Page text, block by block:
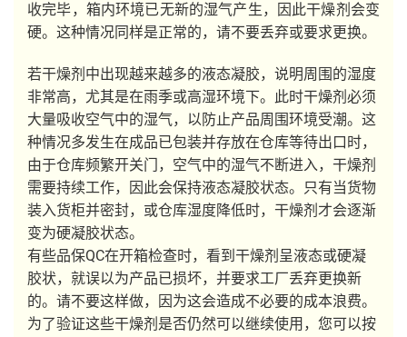
收完毕，箱内环境已无新的湿气产生，因此干燥剂会变
硬。这种情况同样是正常的，请不要丢弃或要求更换。
若干燥剂中出现越来越多的液态凝胶，说明周围的湿度
非常高，尤其是在雨季或高湿环境下。此时干燥剂必须
大量吸收空气中的湿气，以防止产品周围环境受潮。这
种情况多发生在成品已包装并存放在仓库等待出口时，
由于仓库频繁开关门，空气中的湿气不断进入，干燥剂
需要持续工作，因此会保持液态凝胶状态。只有当货物
装入货柜并密封，或仓库湿度降低时，干燥剂才会逐渐
变为硬凝胶状态。
有些品保QC在开箱检查时，看到干燥剂呈液态或硬凝
胶状，就误以为产品已损坏，并要求工厂丢弃更换新
的。请不要这样做，因为这会造成不必要的成本浪费。
为了验证这些干燥剂是否仍然可以继续使用，您可以按